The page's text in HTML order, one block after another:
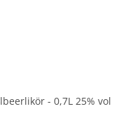
- 0,7L 25% vol